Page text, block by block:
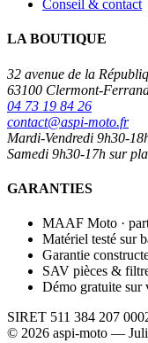
Conseil & contact
LA BOUTIQUE
32 avenue de la
63100 Clermont-
04 73 19 84 26
contact@aspi-moto.fr
Mardi-Vendredi 9h30-
Samedi 9h30-17h sur
GARANTIES
MAAF Moto ·
Matériel testé sur
Garantie
SAV pièces &
Démo gratuite sur
SIRET 511 384 207
© 2026 aspi-moto —